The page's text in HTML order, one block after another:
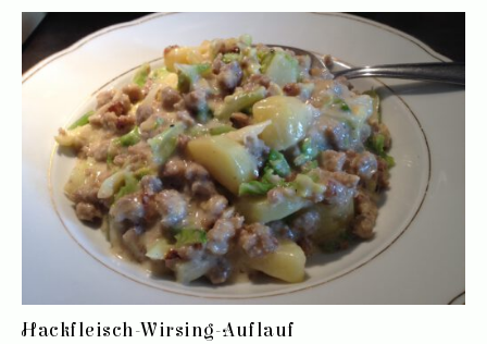
Hackfleisch-Wirsing-Auflauf